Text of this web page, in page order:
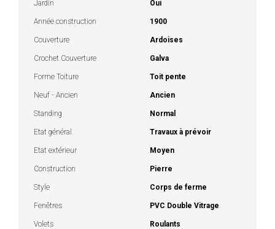
Jardin Oui
Année construction 1900
Couverture Ardoises
Crochet Couverture Galva
Forme Toiture Toit pente
Neuf - Ancien Ancien
Standing Normal
Etat général Travaux à prévoir
Etat extérieur Moyen
Construction Pierre
Style Corps de ferme
Fenêtres PVC Double Vitrage
Volets Roulants